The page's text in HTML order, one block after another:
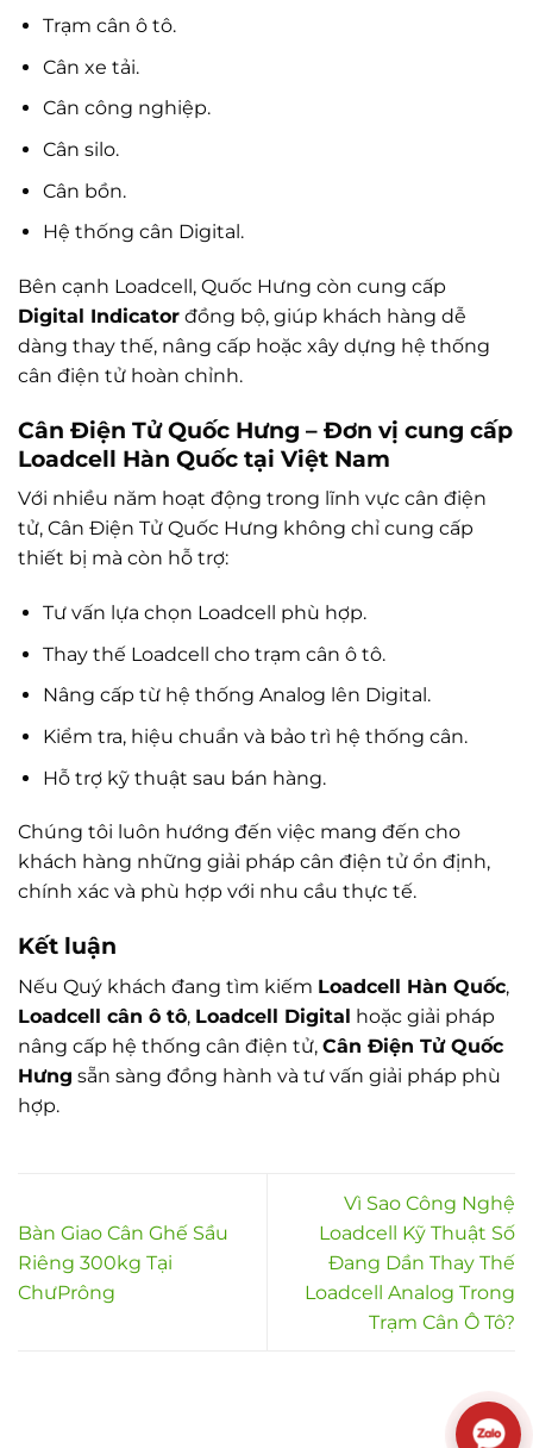
Trạm cân ô tô.
Cân xe tải.
Cân công nghiệp.
Cân silo.
Cân bồn.
Hệ thống cân Digital.
Bên cạnh Loadcell, Quốc Hưng còn cung cấp
Digital Indicator đồng bộ, giúp khách hàng dễ
dàng thay thế, nâng cấp hoặc xây dựng hệ thống
cân điện tử hoàn chỉnh.
Cân Điện Tử Quốc Hưng – Đơn vị cung cấp
Loadcell Hàn Quốc tại Việt Nam
Với nhiều năm hoạt động trong lĩnh vực cân điện
tử, Cân Điện Tử Quốc Hưng không chỉ cung cấp
thiết bị mà còn hỗ trợ:
Tư vấn lựa chọn Loadcell phù hợp.
Thay thế Loadcell cho trạm cân ô tô.
Nâng cấp từ hệ thống Analog lên Digital.
Kiểm tra, hiệu chuẩn và bảo trì hệ thống cân.
Hỗ trợ kỹ thuật sau bán hàng.
Chúng tôi luôn hướng đến việc mang đến cho
khách hàng những giải pháp cân điện tử ổn định,
chính xác và phù hợp với nhu cầu thực tế.
Kết luận
Nếu Quý khách đang tìm kiếm Loadcell Hàn Quốc,
Loadcell cân ô tô, Loadcell Digital hoặc giải pháp
nâng cấp hệ thống cân điện tử, Cân Điện Tử Quốc
Hưng sẵn sàng đồng hành và tư vấn giải pháp phù
hợp.
Bàn Giao Cân Ghế Sầu
Riêng 300kg Tại
ChưPrông
Vì Sao Công Nghệ
Loadcell Kỹ Thuật Số
Đang Dần Thay Thế
Loadcell Analog Trong
Trạm Cân Ô Tô?